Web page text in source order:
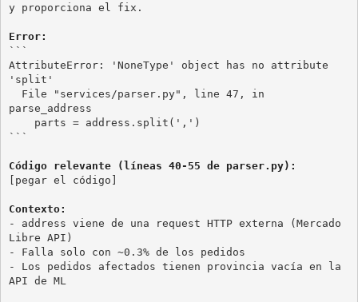
y proporciona el fix.
Error:
```
AttributeError: 'NoneType' object has no attribute
'split'
parse_address
```
Código relevante (líneas 40-55 de parser.py):
[pegar el código]
Contexto:
- address viene de una request HTTP externa (Mercado
Libre API)
- Falla solo con ~0.3% de los pedidos
- Los pedidos afectados tienen provincia vacía en la
API de ML